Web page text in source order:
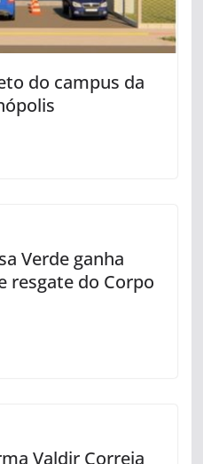
do campus da
Verde ganha
resgate do Corpo
Valdir Correia